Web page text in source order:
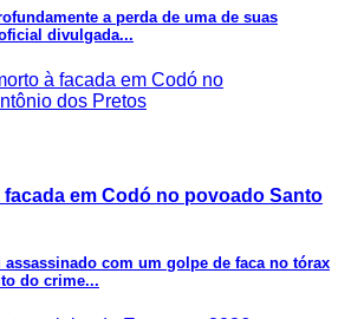
a perda de uma de suas
divulgada...
em Codó no povoado Santo
com um golpe de faca no tórax
do crime...